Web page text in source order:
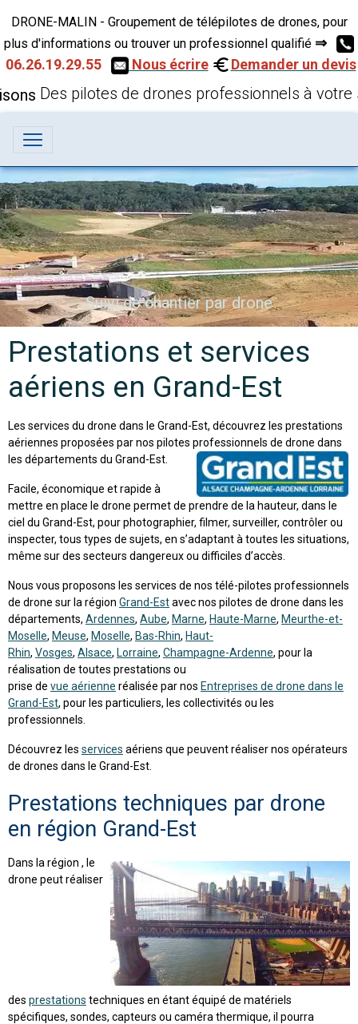
DRONE-MALIN - Groupement de télépilotes de drones, pour
plus d'informations ou trouver un professionnel qualifié ⇒
06.26.19.29.55
Nous écrire Demander un devis
Des pilotes de drones professionnels à votre
Suivi de chantier par drone
Inspection technique par drone
Prestations et services
aériens en Grand-Est
Les services du drone dans le Grand-Est, découvrez les prestations
aériennes proposées par nos pilotes professionnels de drone dans
les départements du Grand-Est.
Facile, économique et rapide à
mettre en place le drone permet de prendre de la hauteur, dans le
ciel du Grand-Est, pour photographier, filmer, surveiller, contrôler ou
inspecter, tous types de sujets, en s’adaptant à toutes les situations,
même sur des secteurs dangereux ou difficiles d’accès.
Nous vous proposons les services de nos télé-pilotes professionnels
de drone sur la région Grand-Estavec nos pilotes de drone dans les
départements, Ardennes, Aube, Marne, Haute-Marne, Meurthe-et-
Moselle, Meuse, Moselle, Bas-Rhin, Haut-
Rhin, Vosges, Alsace, Lorraine, Champagne-Ardenne, pour la
réalisation de toutes prestations ou
prise de vue aérienne réalisée par nos Entreprises de drone dans le
Grand-Est, pour les particuliers, les collectivités ou les
professionnels.
Découvrez les services aériens que peuvent réaliser nos opérateurs
de drones dans le Grand-Est.
Prestations techniques par drone
en région Grand-Est
Dans la région , le
drone peut réaliser
des prestations techniques en étant équipé de matériels
spécifiques, sondes, capteurs ou caméra thermique, il pourra